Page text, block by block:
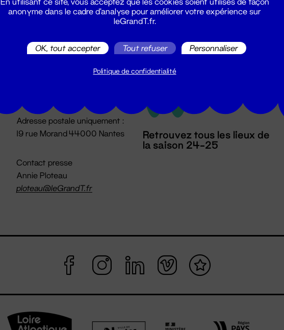
02 51 88 25 25
billetterie@leGrandT.fr
Du lundi au vendredi 14h → 18h
Adresse postale uniquement :
19 rue Morand 44000 Nantes
Contact presse
Annie Ploteau
ploteau@leGrandT.fr
Retrouvez tous les lieux de
la saison 24-25
anonyme dans le cadre d'analyse pour améliorer votre expérience sur
leGrandT.fr.
OK, tout accepter Tout refuser Personnaliser
Politique de confidentialité